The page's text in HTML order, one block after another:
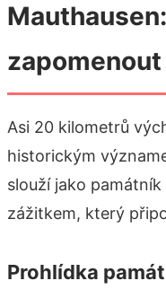
zapomenout
Asi 20 kilometrů
historickým
slouží jako
zážitkem, který
Prohlídka